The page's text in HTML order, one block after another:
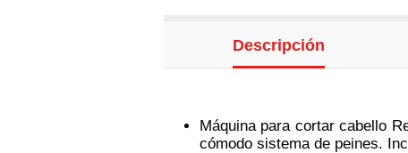
Descripción
Máquina para cortar cabello
cómodo sistema de peines.